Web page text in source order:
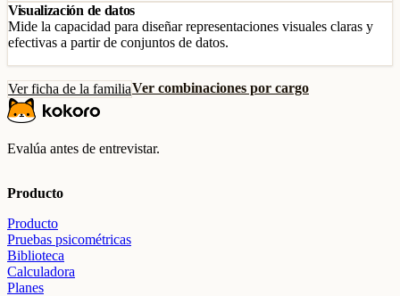
Visualización de datos
Mide la capacidad para diseñar representaciones visuales claras y
efectivas a partir de conjuntos de datos.
Ver ficha de la familiaVer combinaciones por cargo
Evalúa antes de entrevistar.
Producto
Producto
Pruebas psicométricas
Biblioteca
Calculadora
Planes